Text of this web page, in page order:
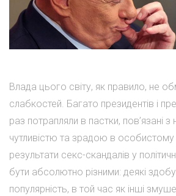
Влада цього світу, як правило, не
слабкостей. Багато президентів і
раз потрапляли в пастки, пов’язані
чутливістю та зрадою в особистому
результати секс-скандалів у
бути абсолютно різними: деякі
популярність, в той час як інші